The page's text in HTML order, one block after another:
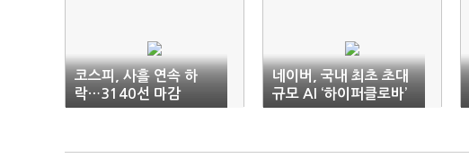
코스피, 사흘 연속 하
락…3140선 마감
네이버, 국내 최초 초대
규모 AI ‘하이퍼클로바’
공개